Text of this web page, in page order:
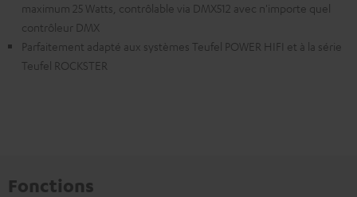
maximum 25 Watts, contrôlable via DMX512 avec n'importe quel
contrôleur DMX
Parfaitement adapté aux systèmes Teufel POWER HIFI et à la série
Teufel ROCKSTER
Fonctions